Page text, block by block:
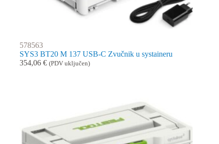
578563
SYS3 BT20 M 137 USB-C Zvučnik u systaineru
354,06 € (PDV uključen)